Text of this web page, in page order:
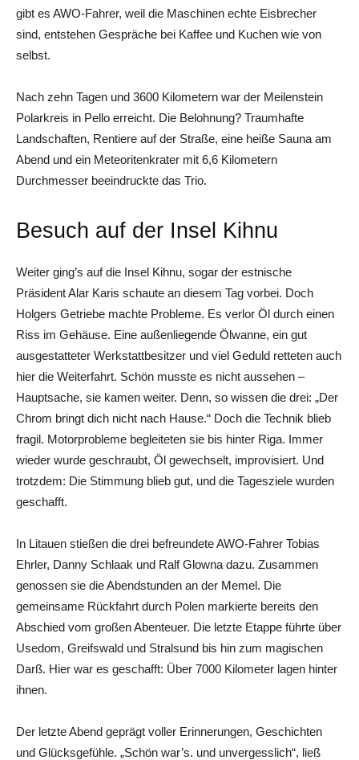
gibt es AWO-Fahrer, weil die Maschinen echte Eisbrecher
sind, entstehen Gespräche bei Kaffee und Kuchen wie von
selbst.
Nach zehn Tagen und 3600 Kilometern war der Meilenstein
Polarkreis in Pello erreicht. Die Belohnung? Traumhafte
Landschaften, Rentiere auf der Straße, eine heiße Sauna am
Abend und ein Meteoritenkrater mit 6,6 Kilometern
Durchmesser beeindruckte das Trio.
Besuch auf der Insel Kihnu
Weiter ging’s auf die Insel Kihnu, sogar der estnische
Präsident Alar Karis schaute an diesem Tag vorbei. Doch
Holgers Getriebe machte Probleme. Es verlor Öl durch einen
Riss im Gehäuse. Eine außenliegende Ölwanne, ein gut
ausgestatteter Werkstattbesitzer und viel Geduld retteten auch
hier die Weiterfahrt. Schön musste es nicht aussehen –
Hauptsache, sie kamen weiter. Denn, so wissen die drei: „Der
Chrom bringt dich nicht nach Hause.“ Doch die Technik blieb
fragil. Motorprobleme begleiteten sie bis hinter Riga. Immer
wieder wurde geschraubt, Öl gewechselt, improvisiert. Und
trotzdem: Die Stimmung blieb gut, und die Tagesziele wurden
geschafft.
In Litauen stießen die drei befreundete AWO-Fahrer Tobias
Ehrler, Danny Schlaak und Ralf Glowna dazu. Zusammen
genossen sie die Abendstunden an der Memel. Die
gemeinsame Rückfahrt durch Polen markierte bereits den
Abschied vom großen Abenteuer. Die letzte Etappe führte über
Usedom, Greifswald und Stralsund bis hin zum magischen
Darß. Hier war es geschafft: Über 7000 Kilometer lagen hinter
ihnen.
Der letzte Abend geprägt voller Erinnerungen, Geschichten
und Glücksgefühle. „Schön war’s. und unvergesslich“, ließ